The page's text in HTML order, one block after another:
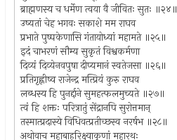
ब्राह्मणस्य च धर्मेण त्वया वै जीवितः सुतः ॥२४॥
उष्यतां चेह भगवः सकाशे मम राघव
प्रभाते पुष्पकेणासि गंतायोध्यां महामते ॥२५॥
इदं चाभरणं सौम्य सुकृतं विश्वकर्मणा
दिव्यं दिव्येनवपुषा दीप्यमानं स्वतेजसा ॥२६॥
प्रतिगृह्णीष्व राजेन्द्र मत्प्रियं कुरु राघव
लब्धस्य हि पुनर्द्दाने सुमहत्फलमुच्यते ॥२७॥
त्वं हि शक्तः परित्रातुं सेंद्रानपि सुरोत्तमान्
तस्मात्प्रदास्ये विधिवत्प्रतीच्छस्व नरर्षभ ॥२८॥
अथोवाच महाबाहुरिक्ष्वाकूणां महारथः